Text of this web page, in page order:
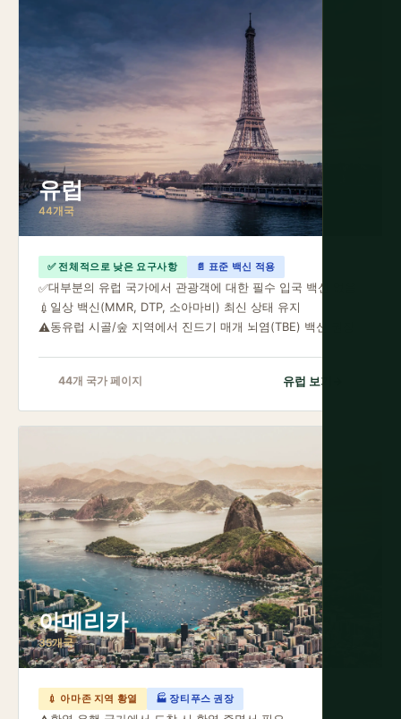
유럽
44개국
✅ 전체적으로 낮은 요구사항 📄 표준 백신 적용
✅대부분의 유럽 국가에서 관광객에 대한 필수 입국 백신 없음
💉 일상 백신(MMR, DTP, 소아마비) 최신 상태 유지
⚠️동유럽 시골/숲 지역에서 진드기 매개 뇌염(TBE) 백신 권장
44개 국가 페이지 유럽 보기
아메리카
35개국
💉 아마존 지역 황열 🏭 장티푸스 권장